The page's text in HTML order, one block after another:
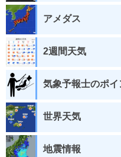
アメダス
2週間天気
気象予報士のポイ
世界天気
地震情報